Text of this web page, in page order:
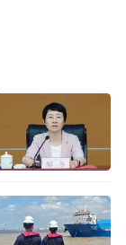
长玛赫耶达主
直属协会
在致辞中表